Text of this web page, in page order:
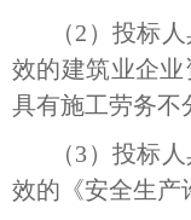
（2）投标
效的建筑业企
具有施工劳务不
（3）投标
效的《安全生产